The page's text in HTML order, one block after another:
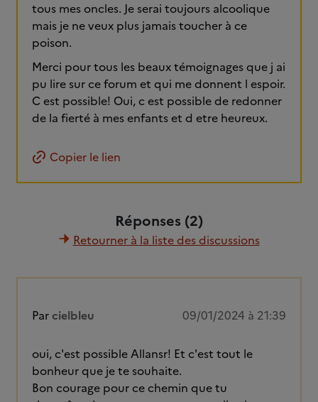
tous mes oncles. Je serai toujours alcoolique
mais je ne veux plus jamais toucher à ce
poison.
Merci pour tous les beaux témoignages que j ai
pu lire sur ce forum et qui me donnent l espoir.
C est possible! Oui, c est possible de redonner
de la fierté à mes enfants et d etre heureux.
Copier le lien
Réponses (2)
Retourner à la liste des discussions
Par cielbleu 09/01/2024 à 21:39
oui, c'est possible Allansr! Et c'est tout le
bonheur que je te souhaite.
Bon courage pour ce chemin que tu